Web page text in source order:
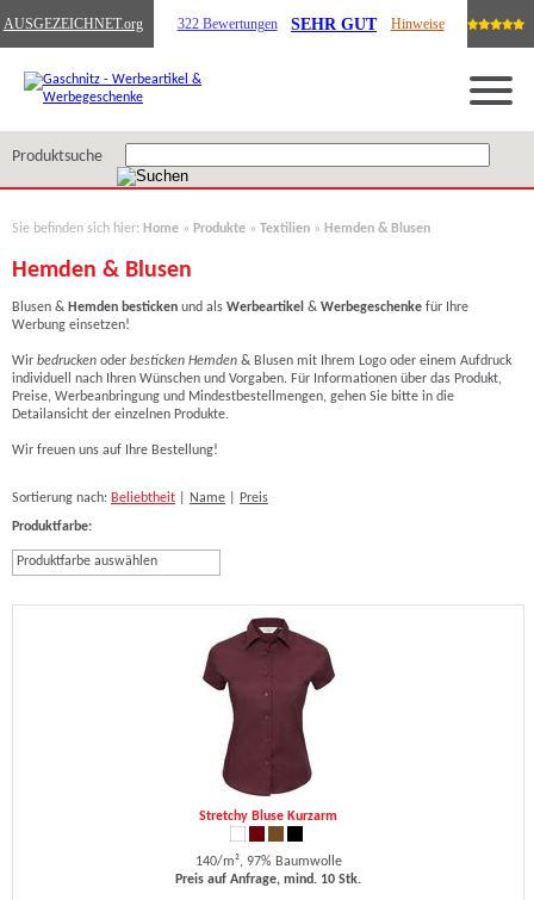
AUSGEZEICHNET.org 322 Bewertungen SEHR GUT Hinweise
Produktsuche
Sie befinden sich hier: Home » Produkte » Textilien » Hemden & Blusen
Hemden & Blusen
Blusen & Hemden besticken und als Werbeartikel & Werbegeschenke für Ihre
Werbung einsetzen!
Wir bedrucken oder besticken Hemden & Blusen mit Ihrem Logo oder einem Aufdruck
individuell nach Ihren Wünschen und Vorgaben. Für Informationen über das Produkt,
Preise, Werbeanbringung und Mindestbestellmengen, gehen Sie bitte in die
Detailansicht der einzelnen Produkte.
Wir freuen uns auf Ihre Bestellung!
Sortierung nach: Beliebtheit Name
Preis
Produktfarbe:
Produktfarbe auswählen
Stretchy Bluse Kurzarm
140/m², 97% Baumwolle
Preis auf Anfrage, mind. 10 Stk.